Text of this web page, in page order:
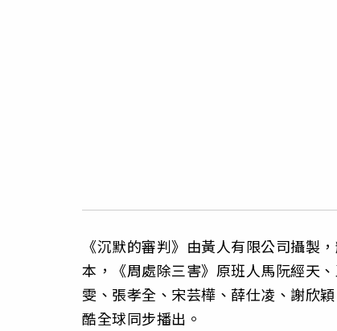
《沉默的審判》由黃人有限公司攝製
本，《周處除三害》原班人馬阮經天
雯、張孝全、宋芸樺、薛仕凌、謝欣
酷全球同步播出。